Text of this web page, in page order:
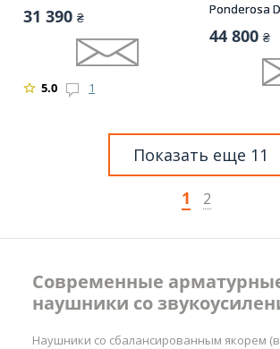
31 390 ₴
5.0 1
Ponderosa
44 800 ₴
Показать еще 11
1
2
Современные
наушники со
Наушники со сбалансированным якорем